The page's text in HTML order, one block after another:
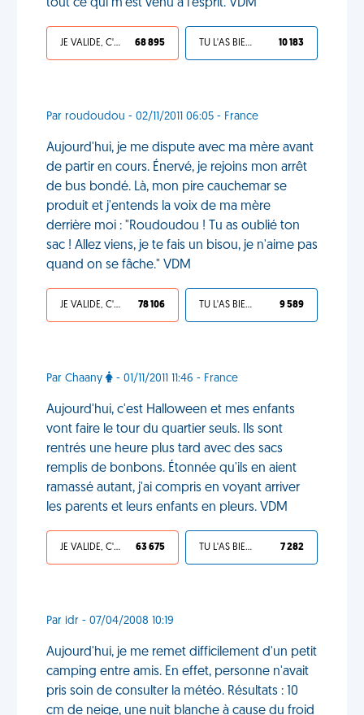
tout ce qui m'est venu à l'esprit. VDM
JE VALIDE, C'EST UNE VDM 68 895 TU L'AS BIEN MÉRITÉ 10 183
Par roudoudou - 02/11/2011 06:05 - France
Aujourd'hui, je me dispute avec ma mère avant
de partir en cours. Énervé, je rejoins mon arrêt
de bus bondé. Là, mon pire cauchemar se
produit et j'entends la voix de ma mère
derrière moi : "Roudoudou ! Tu as oublié ton
sac ! Allez viens, je te fais un bisou, je n'aime pas
quand on se fâche." VDM
JE VALIDE, C'EST UNE VDM 78 106 TU L'AS BIEN MÉRITÉ 9 589
Par Chaany - 01/11/2011 11:46 - France
Aujourd'hui, c'est Halloween et mes enfants
vont faire le tour du quartier seuls. Ils sont
rentrés une heure plus tard avec des sacs
remplis de bonbons. Étonnée qu'ils en aient
ramassé autant, j'ai compris en voyant arriver
les parents et leurs enfants en pleurs. VDM
JE VALIDE, C'EST UNE VDM 63 675 TU L'AS BIEN MÉRITÉ 7 282
Par idr - 07/04/2008 10:19
Aujourd'hui, je me remet difficilement d'un petit
camping entre amis. En effet, personne n'avait
pris soin de consulter la météo. Résultats : 10
cm de neige, une nuit blanche à cause du froid